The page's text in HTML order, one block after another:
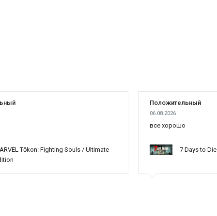
Tōkon: Fighting Souls / Ultimate
Положительный
06.08.2026
все хорошо
7 Days to Die